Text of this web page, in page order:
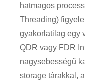
hatmagos
Threading)
gyakorlatilag egy
QDR vagy FDR
nagysebességű
storage tárakkal,